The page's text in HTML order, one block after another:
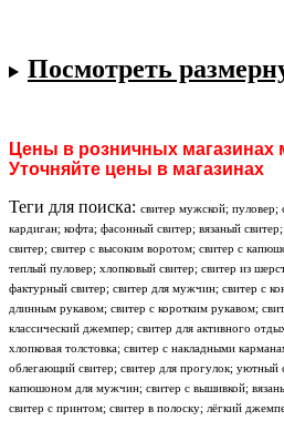
Посмотреть
Цены в розничных магазинах
Уточняйте цены в магазинах
Теги для поиска: свитер мужской; пуловер;
кардиган; кофта; фасонный свитер; вязаный
свитер; свитер с высоким воротом; свитер с
теплый пуловер; хлопковый свитер; свитер из
фактурный свитер; свитер для мужчин; свитер с
длинным рукавом; свитер с коротким рукавом;
классический джемпер; свитер для активного
хлопковая толстовка; свитер с накладными
облегающий свитер; свитер для прогулок; уютный
капюшоном для мужчин; свитер с вышивкой;
свитер с принтом; свитер в полоску; лёгкий